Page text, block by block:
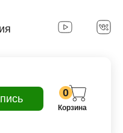
0
Корзина